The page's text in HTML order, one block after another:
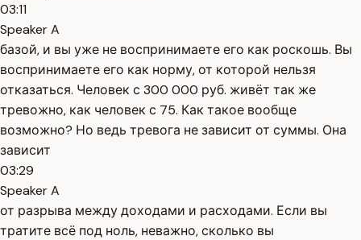
03:11
Speaker A
базой, и вы уже не воспринимаете его как роскошь. Вы
воспринимаете его как норму, от которой нельзя
отказаться. Человек с 300 000 руб. живёт так же
тревожно, как человек с 75. Как такое вообще
возможно? Но ведь тревога не зависит от суммы. Она
зависит
03:29
Speaker A
от разрыва между доходами и расходами. Если вы
тратите всё под ноль, неважно, сколько вы